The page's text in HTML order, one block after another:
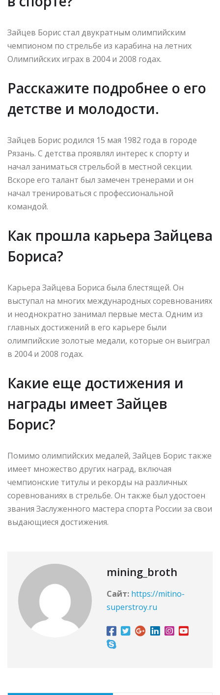
Зайцев Борис стал двукратным олимпийским
чемпионом по стрельбе из карабина на летних
Олимпийских играх в 2004 и 2008 годах.
Расскажите подробнее о его
детстве и молодости.
Зайцев Борис родился 15 мая 1982 года в городе
Рязань. С детства проявлял интерес к спорту и
начал заниматься стрельбой в местной секции.
Вскоре его талант был замечен тренерами и он
начал тренироваться с профессиональной
командой.
Как прошла карьера Зайцева
Бориса?
Карьера Зайцева Бориса была блестящей. Он
выступал на многих международных соревнованиях
и неоднократно занимал первые места. Одним из
главных достижений в его карьере были
олимпийские золотые медали, которые он выиграл
в 2004 и 2008 годах.
Какие еще достижения и
награды имеет Зайцев
Борис?
Помимо олимпийских медалей, Зайцев Борис также
имеет множество других наград, включая
чемпионские титулы и рекорды на различных
соревнованиях в стрельбе. Он также был удостоен
звания Заслуженного мастера спорта России за свои
выдающиеся достижения.
mining_broth
Сайт: https://mitino-
superstroy.ru